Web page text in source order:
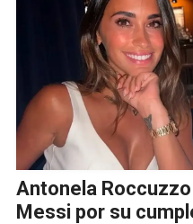
Antonela Roccuzzo
Messi por su